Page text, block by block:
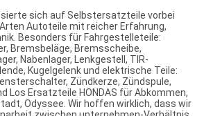
sich auf Selbstersatzteile vorbei
Autoteile mit reicher Erfahrung,
Besonders für Fahrgestelleteile:
Bremsbeläge, Bremsscheibe,
Nabenlager, Lenkgestell, TIR-
Kugelgelenk und elektrische Teile:
Zündkerze, Zündspule,
Los Ersatzteile HONDAS für Abkommen,
Odyssee. Wir hoffen wirklich, dass wir